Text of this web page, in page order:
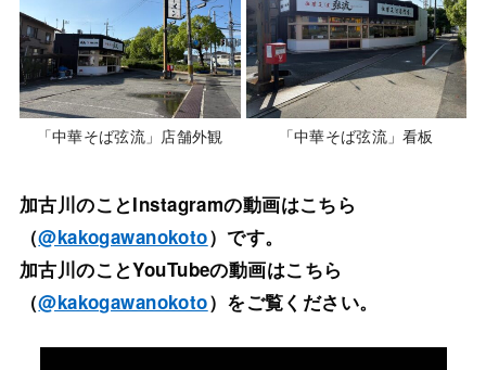
「中華そば弦流」店舗外観 「中華そば弦流」看板
加古川のことInstagramの動画はこちら
（@kakogawanokoto）です。
加古川のことYouTubeの動画はこちら
（@kakogawanokoto）をご覧ください。